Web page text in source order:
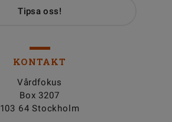
Tipsa oss!
KONTAKT
Vårdfokus
Box 3207
103 64 Stockholm